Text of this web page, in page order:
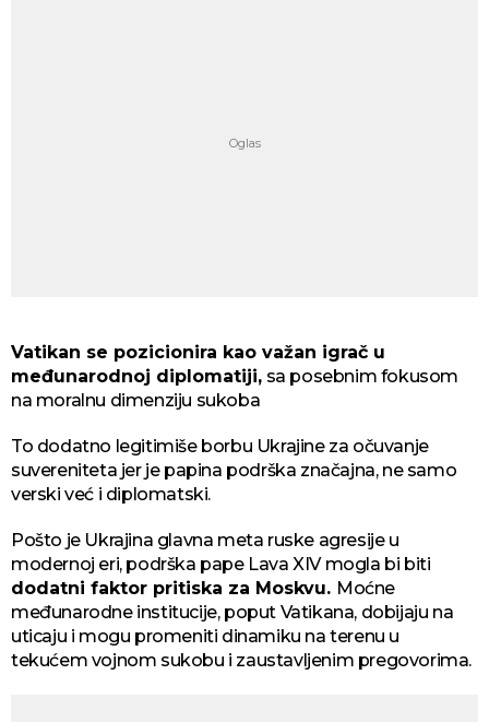
Vatikan se pozicionira kao važan igrač u
međunarodnoj diplomatiji, sa posebnim fokusom
na moralnu dimenziju sukoba
To dodatno legitimiše borbu Ukrajine za očuvanje
suvereniteta jer je papina podrška značajna, ne samo
verski već i diplomatski.
Pošto je Ukrajina glavna meta ruske agresije u
modernoj eri, podrška pape Lava XIV mogla bi biti
dodatni faktor pritiska za Moskvu. Moćne
međunarodne institucije, poput Vatikana, dobijaju na
uticaju i mogu promeniti dinamiku na terenu u
tekućem vojnom sukobu i zaustavljenim pregovorima.